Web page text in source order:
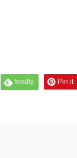
feedly Pin it